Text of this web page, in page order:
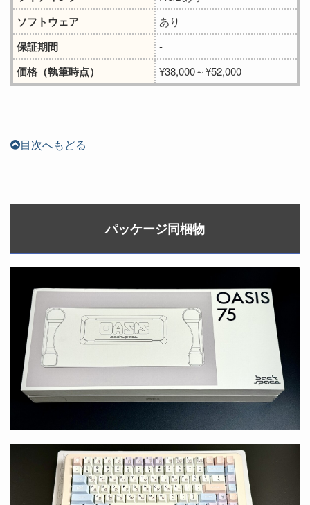
ソフトウェア あり
保証期間 -
価格（執筆時点） ¥38,000～¥52,000
目次へもどる
パッケージ同梱物